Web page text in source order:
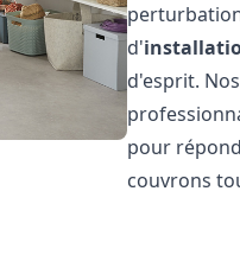
d'
d'esprit.
pour
couvrons